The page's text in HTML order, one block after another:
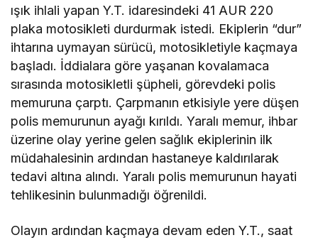
ışık ihlali yapan Y.T. idaresindeki 41 AUR 220
plaka motosikleti durdurmak istedi. Ekiplerin “dur”
ihtarına uymayan sürücü, motosikletiyle kaçmaya
başladı. İddialara göre yaşanan kovalamaca
sırasında motosikletli şüpheli, görevdeki polis
memuruna çarptı. Çarpmanın etkisiyle yere düşen
polis memurunun ayağı kırıldı. Yaralı memur, ihbar
üzerine olay yerine gelen sağlık ekiplerinin ilk
müdahalesinin ardından hastaneye kaldırılarak
tedavi altına alındı. Yaralı polis memurunun hayati
tehlikesinin bulunmadığı öğrenildi.
Olayın ardından kaçmaya devam eden Y.T., saat